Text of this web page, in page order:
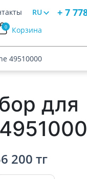
RU
Корзина
0
+ 7
49510000
для
200 тг